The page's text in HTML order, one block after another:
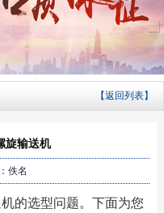
【返回列表】
旋输送机
佚名
的选型问题。下面为您